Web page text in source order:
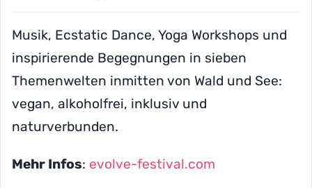
Musik, Ecstatic Dance, Yoga Workshops und
inspirierende Begegnungen in sieben
Themenwelten inmitten von Wald und See:
vegan, alkoholfrei, inklusiv und
naturverbunden.
Mehr Infos: evolve-festival.com